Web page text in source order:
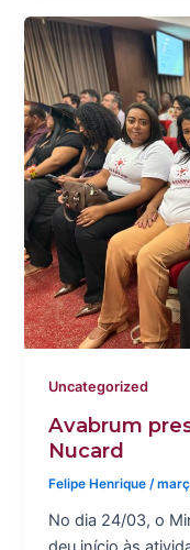
Uncategorized
Avabrum
Nucard
Felipe Henrique/
No dia 24/03, o